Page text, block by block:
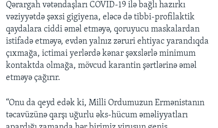
Qərargah vətəndaşları COVID-19 ilə bağlı hazırkı
vəziyyətdə şəxsi gigiyena, eləcə də tibbi-profilaktik
qaydalara ciddi əməl etməyə, qoruyucu maskalardan
istifadə etməyə, evdən yalnız zəruri ehtiyac yarandıqda
çıxmağa, ictimai yerlərdə kənar şəxslərlə minimum
kontaktda olmağa, mövcud karantin şərtlərinə əməl
etməyə çağırır.
“Onu da qeyd edək ki, Milli Ordumuzun Ermənistanın
təcavüzünə qarşı uğurlu əks-hücum əməliyyatları